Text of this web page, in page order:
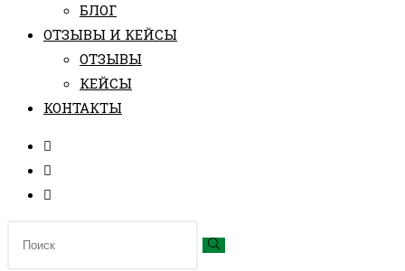
БЛОГ
ОТЗЫВЫ И КЕЙСЫ
ОТЗЫВЫ
КЕЙСЫ
КОНТАКТЫ